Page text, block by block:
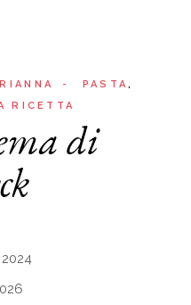
PASTA
RICETTA
di